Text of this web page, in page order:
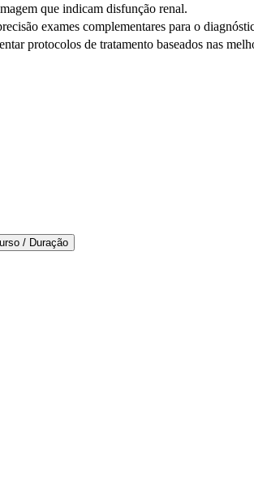
que indicam disfunção renal.
exames complementares para o
protocolos de tratamento baseados nas
Carga Horária / Número de Vagas / Início do curso / Duração